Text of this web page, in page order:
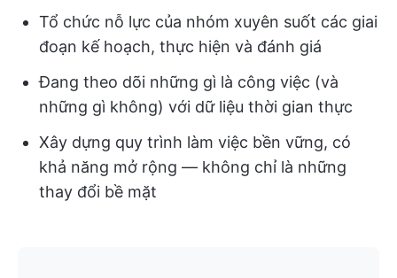
Tổ chức nỗ lực của nhóm xuyên suốt các giai
đoạn kế hoạch, thực hiện và đánh giá
Đang theo dõi những gì là công việc (và
những gì không) với dữ liệu thời gian thực
Xây dựng quy trình làm việc bền vững, có
khả năng mở rộng — không chỉ là những
thay đổi bề mặt